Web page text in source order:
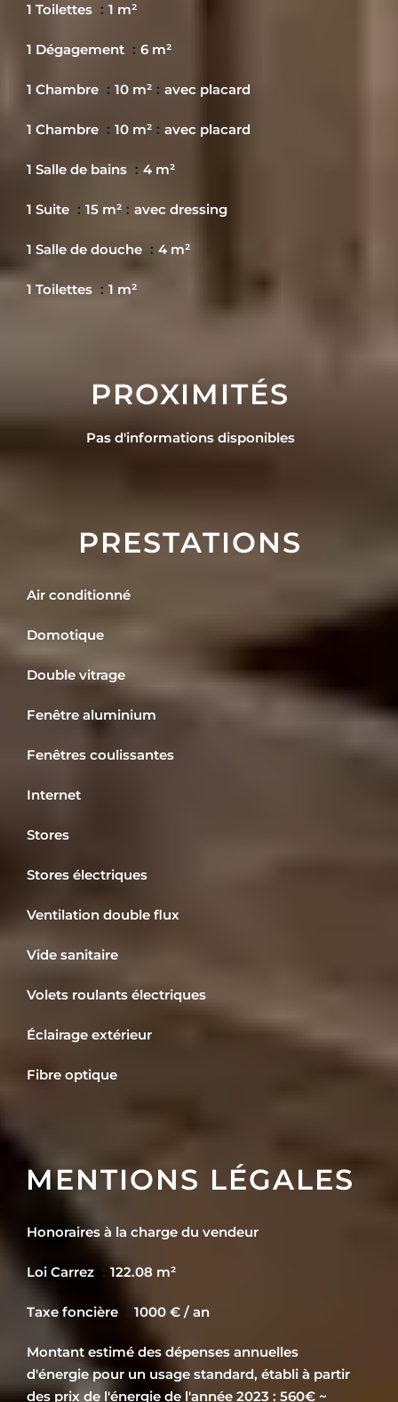
1 Toilettes 1 m²
1 Dégagement 6 m²
1 Chambre 10 m² avec placard
1 Chambre 10 m² avec placard
1 Salle de bains 4 m²
1 Suite 15 m² avec dressing
1 Salle de douche 4 m²
1 Toilettes 1 m²
PROXIMITÉS
Pas d'informations disponibles
PRESTATIONS
Air conditionné
Domotique
Double vitrage
Fenêtre aluminium
Fenêtres coulissantes
Internet
Stores
Stores électriques
Ventilation double flux
Vide sanitaire
Volets roulants électriques
Éclairage extérieur
Fibre optique
MENTIONS LÉGALES
Honoraires à la charge du vendeur
Loi Carrez 122.08 m²
Taxe foncière 1000 € / an
Montant estimé des dépenses annuelles
d'énergie pour un usage standard, établi à partir
des prix de l'énergie de l'année 2023 : 560€ ~